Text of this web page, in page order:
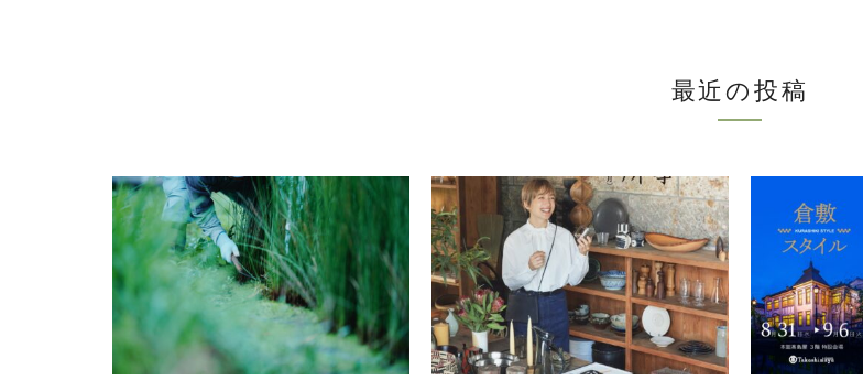
最近の投稿